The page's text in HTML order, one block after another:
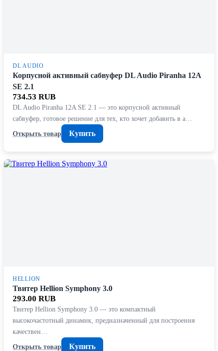
DL AUDIO
Корпусной активный сабвуфер DL Audio Piranha 12A
SE 2.1
734.53 RUB
DL Audio Piranha 12A SE 2.1 — это корпусной активный
сабвуфер, готовое решение для тех, кто хочет добавить в а…
Открыть товар
Купить
HELLION
Твитер Hellion Symphony 3.0
293.00 RUB
Твитер Hellion Symphony 3.0 — это компактный
высокочастотный динамик, предназначенный для построения
качествен…
Открыть товар
Купить